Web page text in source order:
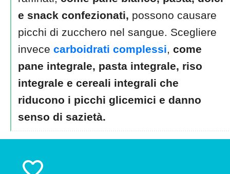
e snack confezionati, possono causare
picchi di zucchero nel sangue. Scegliere
invece carboidrati complessi, come
pane integrale, pasta integrale, riso
integrale e cereali integrali che
riducono i picchi glicemici e danno
senso di sazietà.